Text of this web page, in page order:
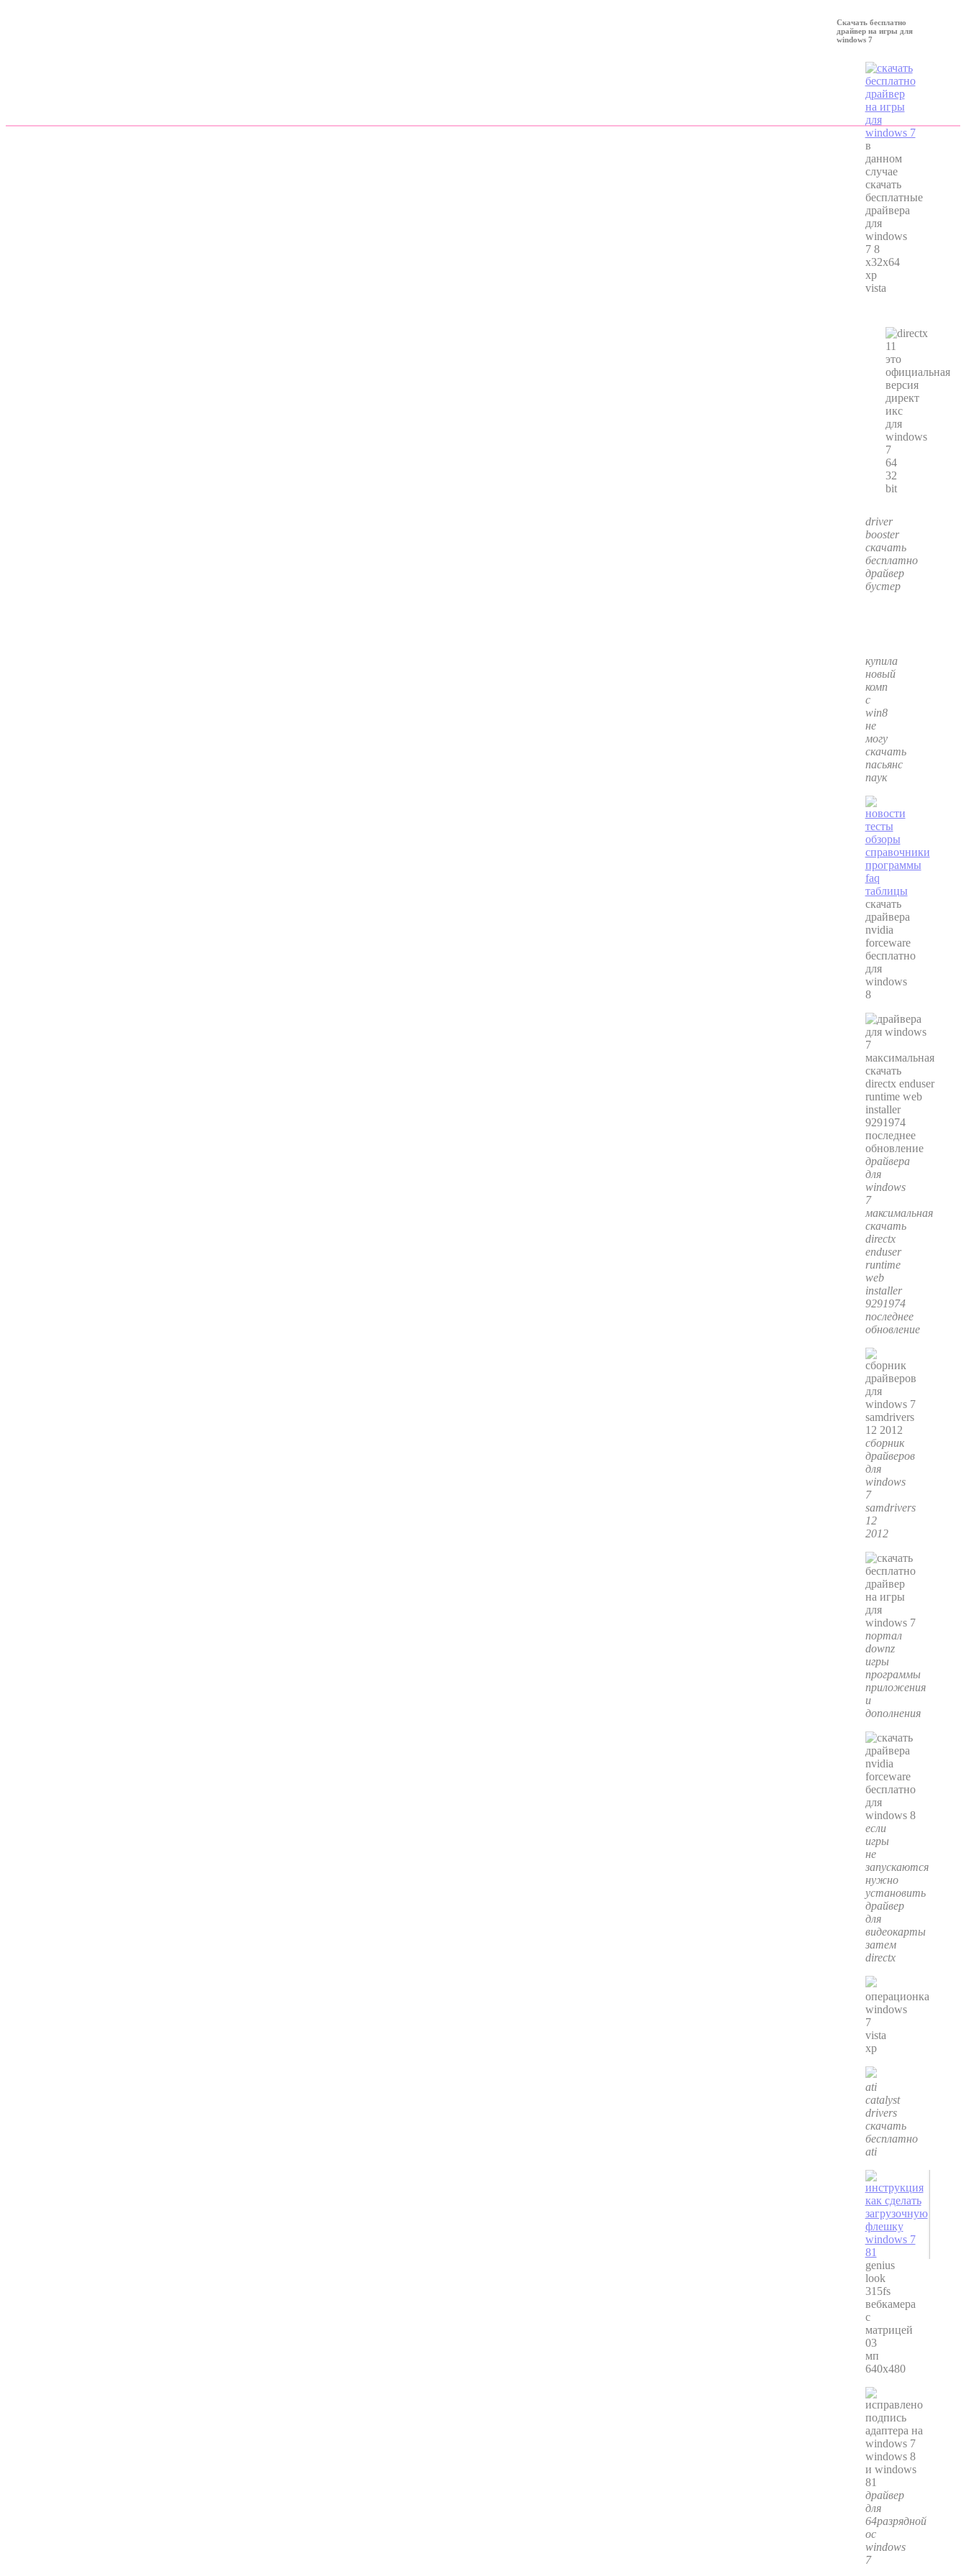
Скачать бесплатно
драйвер на игры для
windows 7
в
данном
случае
скачать
бесплатные
драйвера
для
windows
7 8
x32x64
xp
vista
driver
booster
скачать
бесплатно
драйвер
бустер
купила
новый
комп
с
win8
не
могу
скачать
пасьянс
паук
скачать
драйвера
nvidia
forceware
бесплатно
для
windows
8
драйвера
для
windows
7
максимальная
скачать
directx
enduser
runtime
web
installer
9291974
последнее
обновление
сборник
драйверов
для
windows
7
samdrivers
12
2012
портал
downz
игры
программы
приложения
и
дополнения
если
игры
не
запускаются
нужно
установить
драйвер
для
видеокарты
затем
directx
операционка
windows
7
vista
xp
ati
catalyst
drivers
скачать
бесплатно
ati
genius
look
315fs
вебкамера
с
матрицей
03
мп
640x480
драйвер
для
64разрядной
ос
windows
7